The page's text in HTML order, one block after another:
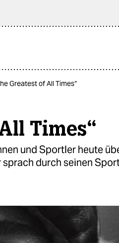
Greatest of All Times“
Times“
und Sportler heute
durch seinen